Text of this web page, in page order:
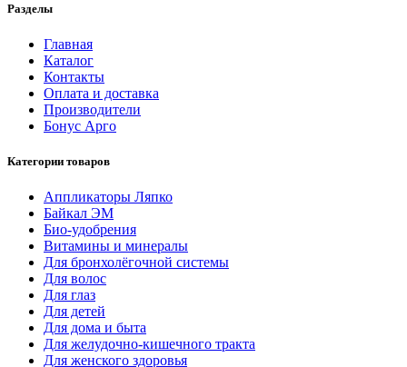
Разделы
Главная
Каталог
Контакты
Оплата и доставка
Производители
Бонус Арго
Категории товаров
Аппликаторы Ляпко
Байкал ЭМ
Био-удобрения
Витамины и минералы
Для бронхолёгочной системы
Для волос
Для глаз
Для детей
Для дома и быта
Для желудочно-кишечного тракта
Для женского здоровья